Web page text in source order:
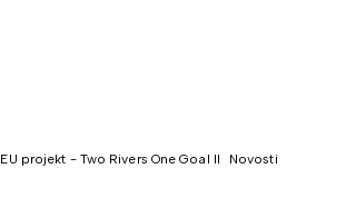
EU projekt - Two Rivers One Goal II Novosti